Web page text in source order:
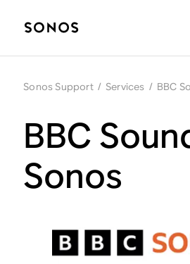
Sonos Support / Services / BBC
BBC
Sonos